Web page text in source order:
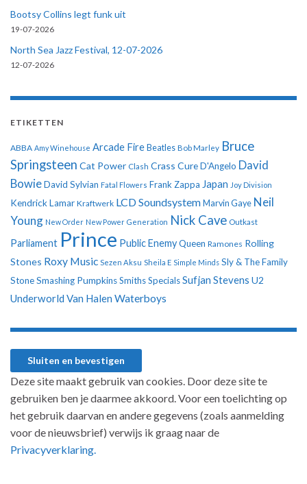
Bootsy Collins legt funk uit
19-07-2026
North Sea Jazz Festival, 12-07-2026
12-07-2026
ETIKETTEN
ABBA Amy Winehouse Arcade Fire Beatles Bob Marley Bruce
Springsteen Cat Power Clash Crass CureD'Angelo David
BowieDavid Sylvian Fatal Flowers Frank Zappa Japan Joy Division
Kendrick Lamar Kraftwerk LCD Soundsystem Marvin Gaye Neil
Young New Order New Power Generation Nick Cave Outkast
Parliament Prince Public EnemyQueen Ramones Rolling
Stones Roxy Music Sezen Aksu Sheila E Simple Minds Sly & The Family
StoneSmashing PumpkinsSmithsSpecialsSufjan Stevens U2
Underworld Van Halen Waterboys
Deze site maakt gebruik van cookies. Door deze site te
gebruiken ben je daarmee akkoord. Voor een toelichting op
het gebruik daarvan en andere gegevens (zoals aanmelding
voor de nieuwsbrief) verwijs ik graag naar de
Privacyverklaring.